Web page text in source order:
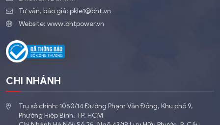
Tư vấn, báo giá: pkle1@bht.vn
Website: www.bhtpower.vn
CHI NHÁNH
Trụ sở chính: 1050/14 Đường Phạm Văn Đồng, Khu phố 9,
Phường Hiệp Bình, TP. HCM